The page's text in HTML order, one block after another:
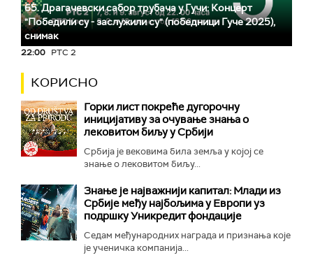
65. Драгачевски сабор трубача у Гучи: Концерт
"Победили су - заслужили су" (победници Гуче 2025),
снимак
22:00 РТС 2
КОРИСНО
Горки лист покреће дугорочну
иницијативу за очување знања о
лековитом биљу у Србији
Србија је вековима била земља у којој се
знање о лековитом биљу...
Знање је најважнији капитал: Млади из
Србије међу најбољима у Европи уз
подршку Уникредит фондације
Седам међународних награда и признања које
је ученичка компанија...